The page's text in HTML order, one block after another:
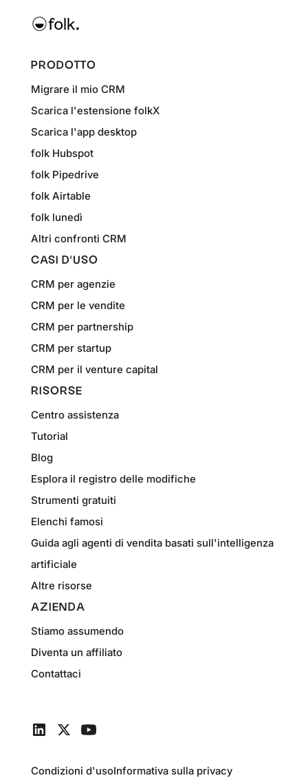
PRODOTTO
Migrare il mio CRM
Scarica l'estensione folkX
Scarica l'app desktop
folk Hubspot
folk Pipedrive
folk Airtable
folk lunedì
Altri confronti CRM
CASI D'USO
CRM per agenzie
CRM per le vendite
CRM per partnership
CRM per startup
CRM per il venture capital
RISORSE
Centro assistenza
Tutorial
Blog
Esplora il registro delle modifiche
Strumenti gratuiti
Elenchi famosi
Guida agli agenti di vendita basati sull'intelligenza
artificiale
Altre risorse
AZIENDA
Stiamo assumendo
Diventa un affiliato
Contattaci
Condizioni d'usoInformativa sulla privacy